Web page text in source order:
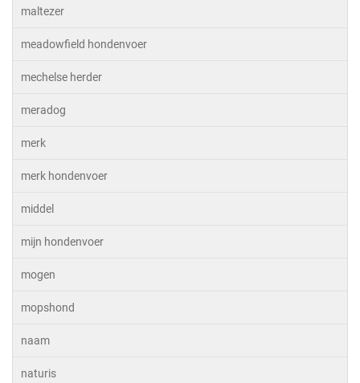
maltezer
meadowfield hondenvoer
mechelse herder
meradog
merk
merk hondenvoer
middel
mijn hondenvoer
mogen
mopshond
naam
naturis